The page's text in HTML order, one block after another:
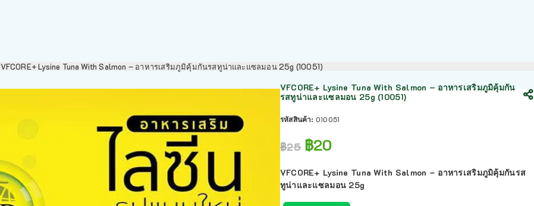
VFCORE+ Lysine Tuna With Salmon – อาหารเสริมภูมิคุ้มกันรสทูน่าและแซลมอน 25g (10051)
VFCORE+ Lysine Tuna With Salmon – อาหารเสริมภูมิคุ้มกัน
รสทูน่าและแซลมอน 25g (10051)
รหัสสินค้า: 010051
฿25 ฿20
VFCORE+ Lysine Tuna With Salmon – อาหารเสริมภูมิคุ้มกันรส
ทูน่าและแซลมอน 25g